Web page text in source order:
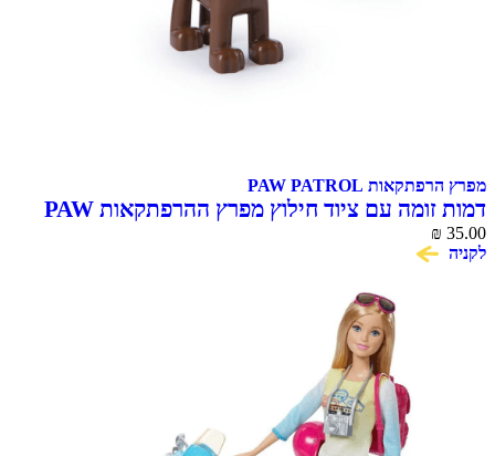
מפרץ הרפתקאות PAW PATROL
דמות זומה עם ציוד חילוץ מפרץ ההרפתקאות PAW
Patrol
₪ 35.00
לקניה